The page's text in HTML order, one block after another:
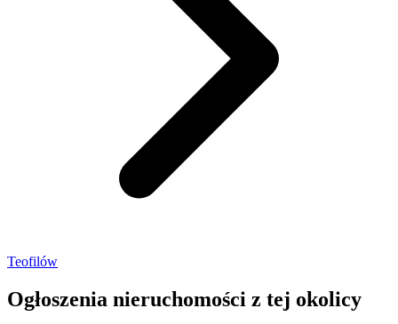
Teofilów
Ogłoszenia nieruchomości z tej okolicy